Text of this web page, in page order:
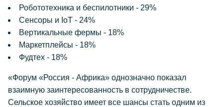
Робототехника и беспилотники - 29%
Сенсоры и IoT - 24%
Вертикальные фермы - 18%
Маркетплейсы - 18%
Фудтех - 18%
«Форум «Россия - Африка» однозначно показал
взаимную заинтересованность в сотрудничестве.
Сельское хозяйство имеет все шансы стать одним из